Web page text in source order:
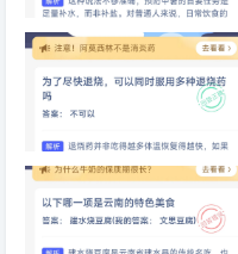
喝淡盐水能预防中暑，真的吗
为了尽快退烧，可以同时服用多
种退烧药